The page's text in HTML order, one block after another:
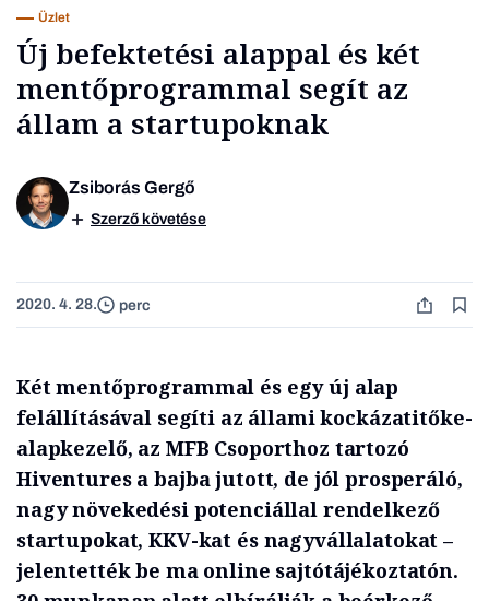
Üzlet
Új befektetési alappal és két
mentőprogrammal segít az
állam a startupoknak
Zsiborás Gergő
Szerző követése
2020. 4. 28. perc
Két mentőprogrammal és egy új alap
felállításával segíti az állami kockázatitőke-
alapkezelő, az MFB Csoporthoz tartozó
Hiventures a bajba jutott, de jól prosperáló,
nagy növekedési potenciállal rendelkező
startupokat, KKV-kat és nagyvállalatokat –
jelentették be ma online sajtótájékoztatón.